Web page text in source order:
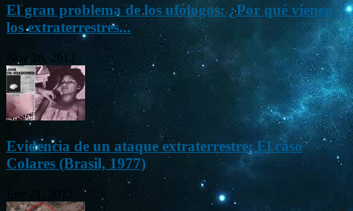
El gran problema de los ufólogos: ¿Por qué vienen
los extraterrestres...
Nov 26, 2012
Evidencia de un ataque extraterrestre: El caso
Colares (Brasil, 1977)